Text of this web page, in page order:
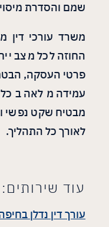
שמם והסדרת
משרד עורכי דין
החוזה לכל מצב
פרטי העסקה,
עמידה מלאה בכל
מבטיח שקט נפשי
לאורך כל התהליך.
עוד שירותים:
עורך דין נדלן